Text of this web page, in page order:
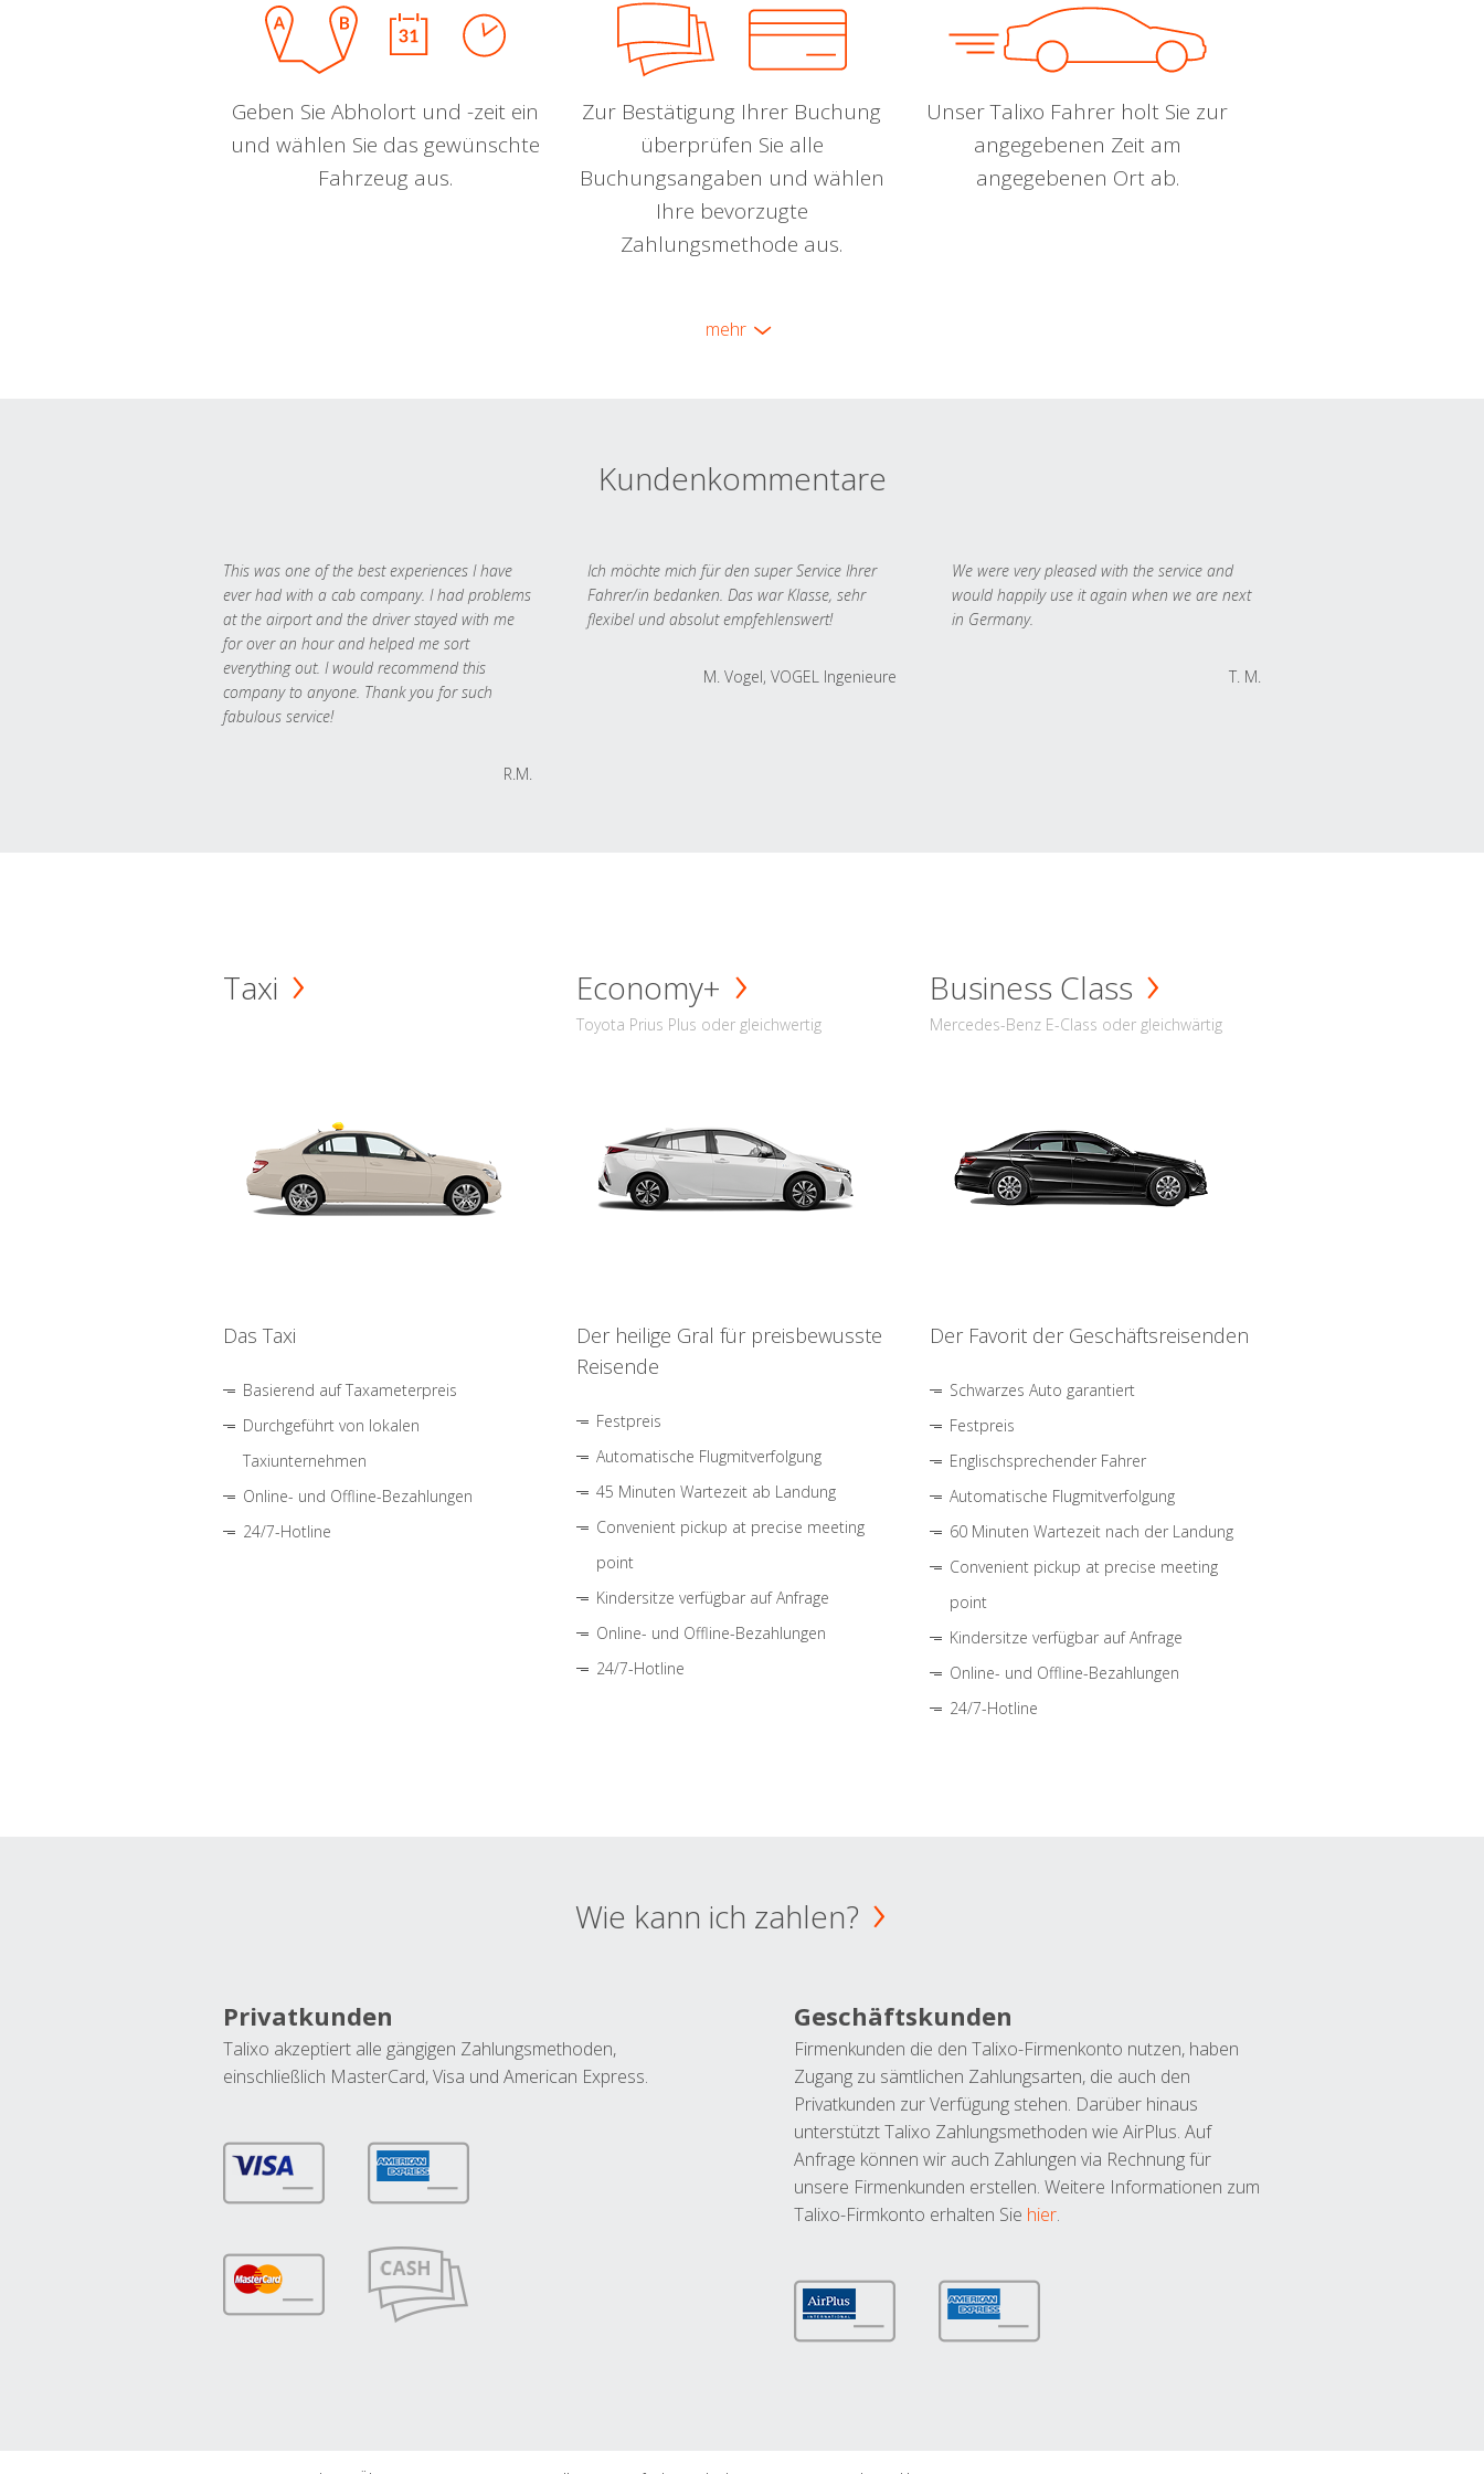
Geben Sie Abholort und -zeit ein
und wählen Sie das gewünschte
Fahrzeug aus.
Zur Bestätigung Ihrer Buchung
überprüfen Sie alle
Buchungsangaben und wählen
Ihre bevorzugte
Zahlungsmethode aus.
Unser Talixo Fahrer holt Sie zur
angegebenen Zeit am
angegebenen Ort ab.
mehr
Kundenkommentare
This was one of the best experiences I have
ever had with a cab company. I had problems
at the airport and the driver stayed with me
for over an hour and helped me sort
everything out. I would recommend this
company to anyone. Thank you for such
fabulous service!
R.M.
Ich möchte mich für den super Service Ihrer
Fahrer/in bedanken. Das war Klasse, sehr
flexibel und absolut empfehlenswert!
M. Vogel, VOGEL Ingenieure
We were very pleased with the service and
would happily use it again when we are next
in Germany.
T. M.
Taxi
Das Taxi
Basierend auf Taxameterpreis
Durchgeführt von lokalen
Taxiunternehmen
Online- und Offline-Bezahlungen
24/7-Hotline
Economy+
Toyota Prius Plus oder gleichwertig
Der heilige Gral für preisbewusste
Reisende
Festpreis
Automatische Flugmitverfolgung
45 Minuten Wartezeit ab Landung
Convenient pickup at precise meeting
point
Kindersitze verfügbar auf Anfrage
Online- und Offline-Bezahlungen
24/7-Hotline
Business Class
Mercedes-Benz E-Class oder gleichwärtig
Der Favorit der Geschäftsreisenden
Schwarzes Auto garantiert
Festpreis
Englischsprechender Fahrer
Automatische Flugmitverfolgung
60 Minuten Wartezeit nach der Landung
Convenient pickup at precise meeting
point
Kindersitze verfügbar auf Anfrage
Online- und Offline-Bezahlungen
24/7-Hotline
Wie kann ich zahlen?
Privatkunden
Talixo akzeptiert alle gängigen Zahlungsmethoden,
einschließlich MasterCard, Visa und American Express.
Geschäftskunden
Firmenkunden die den Talixo-Firmenkonto nutzen, haben
Zugang zu sämtlichen Zahlungsarten, die auch den
Privatkunden zur Verfügung stehen. Darüber hinaus
unterstützt Talixo Zahlungsmethoden wie AirPlus. Auf
Anfrage können wir auch Zahlungen via Rechnung für
unsere Firmenkunden erstellen. Weitere Informationen zum
Talixo-Firmkonto erhalten Sie hier.